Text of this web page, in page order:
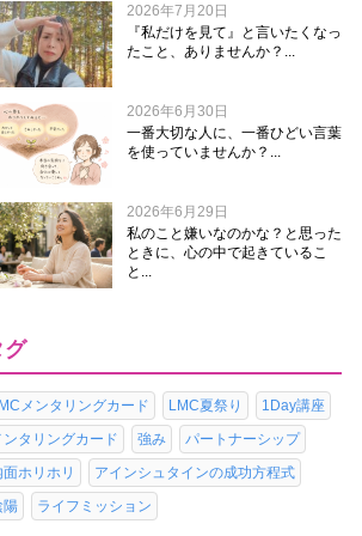
2026年7月20日
『私だけを見て』と言いたくなっ
たこと、ありませんか？...
2026年6月30日
一番大切な人に、一番ひどい言葉
を使っていませんか？...
2026年6月29日
私のこと嫌いなのかな？と思った
ときに、心の中で起きているこ
と...
グ
メンタリングカード LMC夏祭り
1Day講座
ンタリングカード
強み
パートナーシップ
面ホリホリ
アインシュタインの成功方程式
陽
ライフミッション